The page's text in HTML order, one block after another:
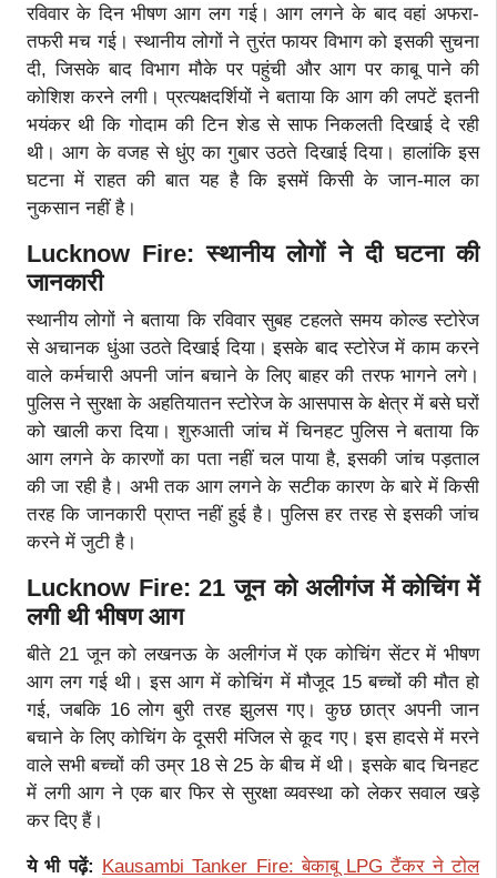
रविवार के दिन भीषण आग लग गई। आग लगने के बाद वहां अफरा-
तफरी मच गई। स्थानीय लोगों ने तुरंत फायर विभाग को इसकी सुचना
दी, जिसके बाद विभाग मौके पर पहुंची और आग पर काबू पाने की
कोशिश करने लगी। प्रत्यक्षदर्शियों ने बताया कि आग की लपटें इतनी
भयंकर थी कि गोदाम की टिन शेड से साफ निकलती दिखाई दे रही
थी। आग के वजह से धुंए का गुबार उठते दिखाई दिया। हालांकि इस
घटना में राहत की बात यह है कि इसमें किसी के जान-माल का
नुकसान नहीं है।
Lucknow Fire: स्थानीय लोगों ने दी घटना की
जानकारी
स्थानीय लोगों ने बताया कि रविवार सुबह टहलते समय कोल्ड स्टोरेज
से अचानक धुंआ उठते दिखाई दिया। इसके बाद स्टोरेज में काम करने
वाले कर्मचारी अपनी जांन बचाने के लिए बाहर की तरफ भागने लगे।
पुलिस ने सुरक्षा के अहतियातन स्टोरेज के आसपास के क्षेत्र में बसे घरों
को खाली करा दिया। शुरुआती जांच में चिनहट पुलिस ने बताया कि
आग लगने के कारणों का पता नहीं चल पाया है, इसकी जांच पड़ताल
की जा रही है। अभी तक आग लगने के सटीक कारण के बारे में किसी
तरह कि जानकारी प्राप्त नहीं हुई है। पुलिस हर तरह से इसकी जांच
करने में जुटी है।
Lucknow Fire: 21 जून को अलीगंज में कोचिंग में
लगी थी भीषण आग
बीते 21 जून को लखनऊ के अलीगंज में एक कोचिंग सेंटर में भीषण
आग लग गई थी। इस आग में कोचिंग में मौजूद 15 बच्चों की मौत हो
गई, जबकि 16 लोग बुरी तरह झुलस गए। कुछ छात्र अपनी जान
बचाने के लिए कोचिंग के दूसरी मंजिल से कूद गए। इस हादसे में मरने
वाले सभी बच्चों की उम्र 18 से 25 के बीच में थी। इसके बाद चिनहट
में लगी आग ने एक बार फिर से सुरक्षा व्यवस्था को लेकर सवाल खड़े
कर दिए हैं।
ये भी पढ़ें: Kausambi Tanker Fire: बेकाबू LPG टैंकर ने टोल